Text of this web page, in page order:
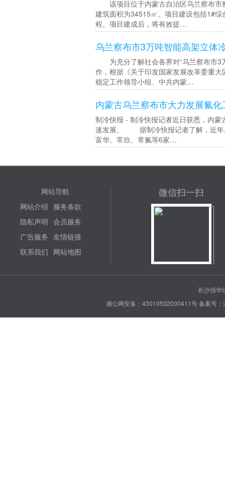
该项目位于内蒙古自治区乌兰察布市
建筑面积为34515㎡。项目建设包括1#
程。项目建成后，将有效提…
乌兰察布市3万吨智能高架立体
为充分了解社会各界对“乌兰察布市3
作，根据《关于印发国家发展改革委重
稳定工作领导小组、中共内蒙…
内蒙古乌兰察布市大力发展氟
制冷快报 - 制冷快报记者近日获悉，内
速发展。 据制冷快报记者了解，近年
富华、常欣、常氟等6家…
网站导航
网站介绍 服务条款
隐私声明 会员服务
广告服务 友情链接
联系我们 网站地图
微信扫一扫
长沙强华
湘公网安备：43010502000411号备案号